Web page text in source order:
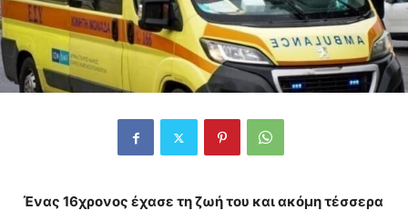
Ένας 16χρονος έχασε τη ζωή του και ακόμη τέσσερα